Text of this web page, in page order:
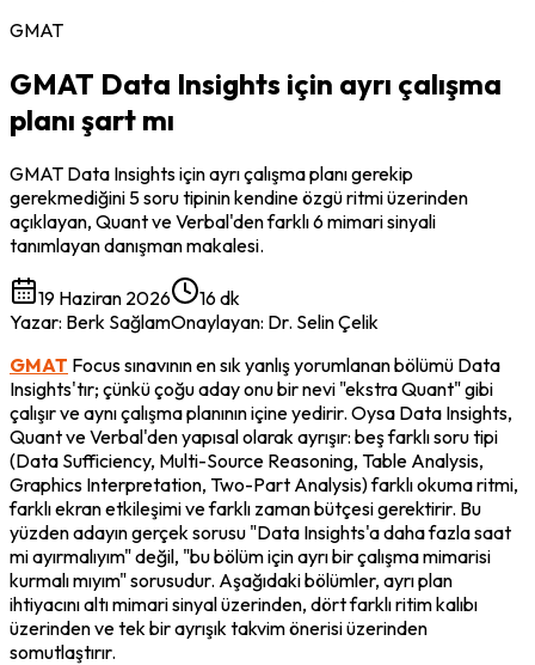
GMAT
GMAT Data Insights için ayrı çalışma
planı şart mı
GMAT Data Insights için ayrı çalışma planı gerekip
gerekmediğini 5 soru tipinin kendine özgü ritmi üzerinden
açıklayan, Quant ve Verbal'den farklı 6 mimari sinyali
tanımlayan danışman makalesi.
19 Haziran 2026
16 dk
Yazar: Berk SağlamOnaylayan: Dr. Selin Çelik
GMAT Focus sınavının en sık yanlış yorumlanan bölümü Data
Insights'tır; çünkü çoğu aday onu bir nevi "ekstra Quant" gibi
çalışır ve aynı çalışma planının içine yedirir. Oysa Data Insights,
Quant ve Verbal'den yapısal olarak ayrışır: beş farklı soru tipi
(Data Sufficiency, Multi-Source Reasoning, Table Analysis,
Graphics Interpretation, Two-Part Analysis) farklı okuma ritmi,
farklı ekran etkileşimi ve farklı zaman bütçesi gerektirir. Bu
yüzden adayın gerçek sorusu "Data Insights'a daha fazla saat
mi ayırmalıyım" değil, "bu bölüm için ayrı bir çalışma mimarisi
kurmalı mıyım" sorusudur. Aşağıdaki bölümler, ayrı plan
ihtiyacını altı mimari sinyal üzerinden, dört farklı ritim kalıbı
üzerinden ve tek bir ayrışık takvim önerisi üzerinden
somutlaştırır.